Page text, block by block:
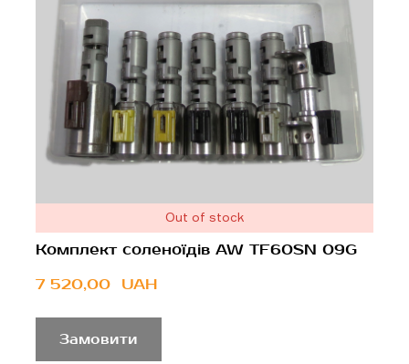
Out of stock
Комплект соленоїдів AW TF60SN 09G
7 520,00  UAH
Замовити